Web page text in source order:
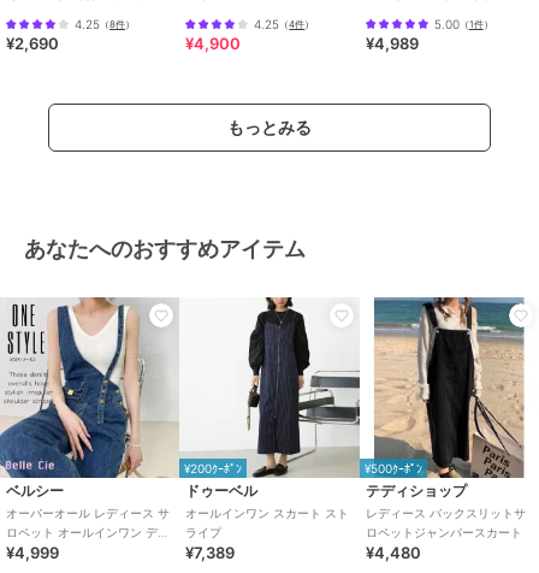
全2色
4.25 （8件）
¥2,690
4.25 （4件）
¥4,900
5.00（1件）
¥4,989
もっとみる
あなたへのおすすめアイテム
ベルシー
オーバーオール レディース サ
ロペット オールインワン デニ
ムサロペット アシメショルダ
¥4,999
¥200ｸｰﾎﾟﾝ
ドゥーベル
オールインワン スカート スト
ライプ
¥7,389
¥500ｸｰﾎﾟﾝ
テディショップ
レディース バックスリットサ
ロペットジャンパースカート
¥4,480